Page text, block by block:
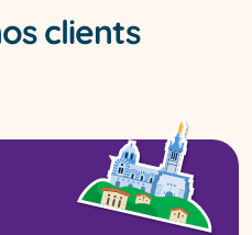
clients